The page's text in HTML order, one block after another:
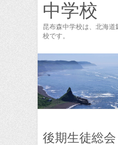
中学校
昆布森中学校は、北海
校です。
後期生徒総会